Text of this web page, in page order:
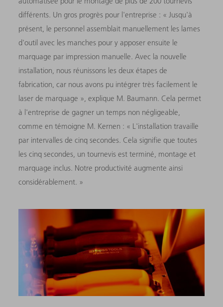
différents. Un gros progrès pour l'entreprise : « Jusqu'à
présent, le personnel assemblait manuellement les lames
d'outil avec les manches pour y apposer ensuite le
marquage par impression manuelle. Avec la nouvelle
installation, nous réunissons les deux étapes de
fabrication, car nous avons pu intégrer très facilement le
laser de marquage », explique M. Baumann. Cela permet
à l'entreprise de gagner un temps non négligeable,
comme en témoigne M. Kernen : « L'installation travaille
par intervalles de cinq secondes. Cela signifie que toutes
les cinq secondes, un tournevis est terminé, montage et
marquage inclus. Notre productivité augmente ainsi
considérablement. »